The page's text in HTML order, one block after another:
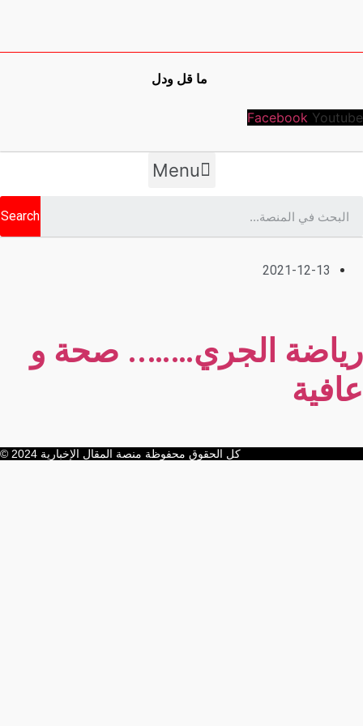
ما قل ودل
Facebook Youtube
Menu
Search
2021-12-13
رياضة الجري…….. صحة و
عافية
كل الحقوق محفوظة منصة المقال الإخبارية 2024 ©